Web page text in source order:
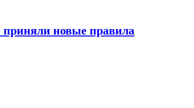
приняли новые правила